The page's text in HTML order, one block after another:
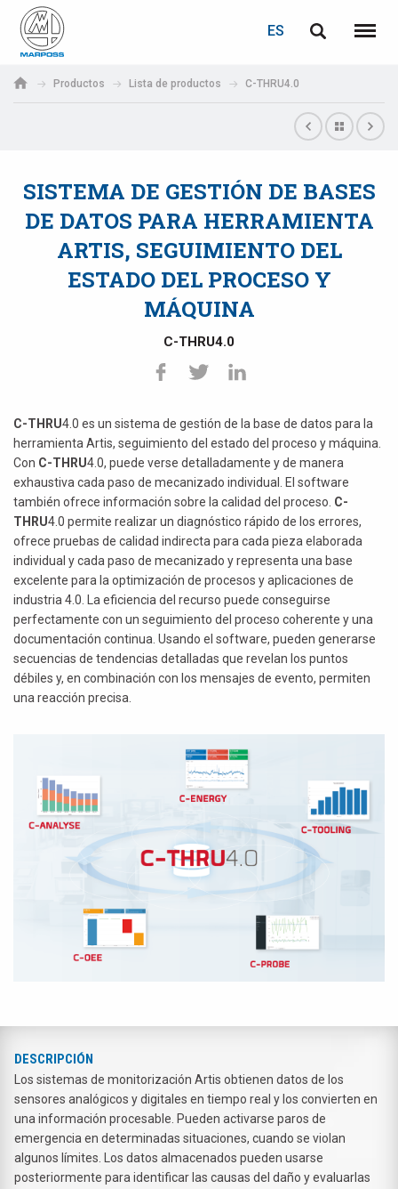
S.p.A.
ES
Menú
Productos Lista de productos C-THRU4.0
SISTEMA DE GESTIÓN DE BASES
DE DATOS PARA HERRAMIENTA
ARTIS, SEGUIMIENTO DEL
ESTADO DEL PROCESO Y
MÁQUINA
C-THRU4.0
C-THRU4.0 es un sistema de gestión de la base de datos para la
herramienta Artis, seguimiento del estado del proceso y máquina.
Con C-THRU4.0, puede verse detalladamente y de manera
exhaustiva cada paso de mecanizado individual. El software
también ofrece información sobre la calidad del proceso. C-
THRU4.0 permite realizar un diagnóstico rápido de los errores,
ofrece pruebas de calidad indirecta para cada pieza elaborada
individual y cada paso de mecanizado y representa una base
excelente para la optimización de procesos y aplicaciones de
industria 4.0. La eficiencia del recurso puede conseguirse
perfectamente con un seguimiento del proceso coherente y una
documentación continua. Usando el software, pueden generarse
secuencias de tendencias detalladas que revelan los puntos
débiles y, en combinación con los mensajes de evento, permiten
una reacción precisa.
DESCRIPCIÓN
Los sistemas de monitorización Artis obtienen datos de los
sensores analógicos y digitales en tiempo real y los convierten en
una información procesable. Pueden activarse paros de
emergencia en determinadas situaciones, cuando se violan
algunos límites. Los datos almacenados pueden usarse
posteriormente para identificar las causas del daño y evaluarlas
Deutsch
Español
日本語 (Japanese)
中文 (Chinese)
한국어 (Korean)
ACCEDER
Contraseña
Haga clic aquí